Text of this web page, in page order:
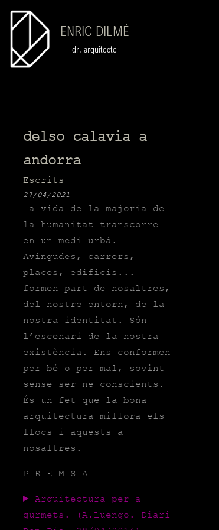
ENRIC DILMÉ
dr. arquitecte
delso calavia a
andorra
Escrits
27/04/2021
La vida de la majoria de
la humanitat transcorre
en un medi urbà.
Avingudes, carrers,
places, edificis...
formen part de nosaltres,
del nostre entorn, de la
nostra identitat. Són
l’escenari de la nostra
existència. Ens conformen
per bé o per mal, sovint
sense ser-ne conscients.
És un fet que la bona
arquitectura millora els
llocs i aquests a
nosaltres.
P R E M S A
► Arquitectura per a
gurmets. (A.Luengo. Diari